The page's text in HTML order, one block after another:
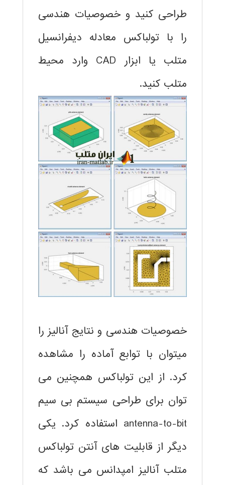
طراحی کنید و خصوصیات هندسی
را با تولباکس معادله دیفرانسیل
متلب یا ابزار CAD وارد محیط
متلب کنید.
خصوصیات هندسی و نتایج آنالیز را
میتوان با توابع آماده را مشاهده
کرد. از این تولباکس همچنین می
توان برای طراحی سیستم بی سیم
antenna-to-bit استفاده کرد. یکی
دیگر از قابلیت های آنتن تولباکس
متلب آنالیز امپدانس می باشد که